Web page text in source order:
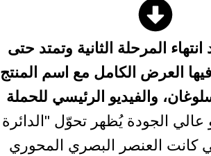
المرحلة الثانية وتمتد حتى
العرض الكامل مع اسم المنتج
والفيديو الرئيسي للحملة
عالي الجودة يُظهر تحوّل "الدائرة
كانت العنصر البصري المحوري